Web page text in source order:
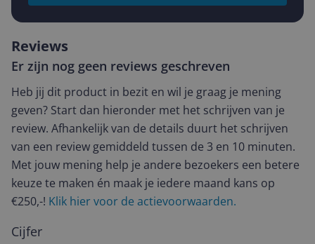
Reviews
Er zijn nog geen reviews geschreven
Heb jij dit product in bezit en wil je graag je mening
geven? Start dan hieronder met het schrijven van je
review. Afhankelijk van de details duurt het schrijven
van een review gemiddeld tussen de 3 en 10 minuten.
Met jouw mening help je andere bezoekers een betere
keuze te maken én maak je iedere maand kans op
€250,-! Klik hier voor de actievoorwaarden.
Cijfer